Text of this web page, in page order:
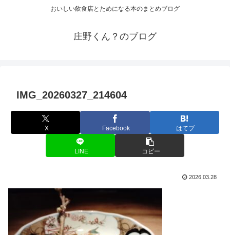
おいしい飲食店とためになる本のまとめブログ
庄野くん？のブログ
IMG_20260327_214604
X Facebook はてブ
LINE コピー
2026.03.28